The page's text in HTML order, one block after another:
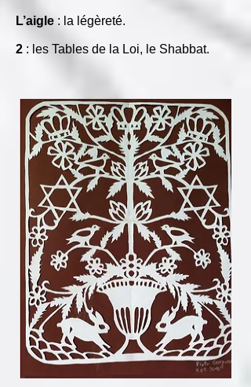
L’aigle : la légèreté.
2 : les Tables de la Loi, le Shabbat.